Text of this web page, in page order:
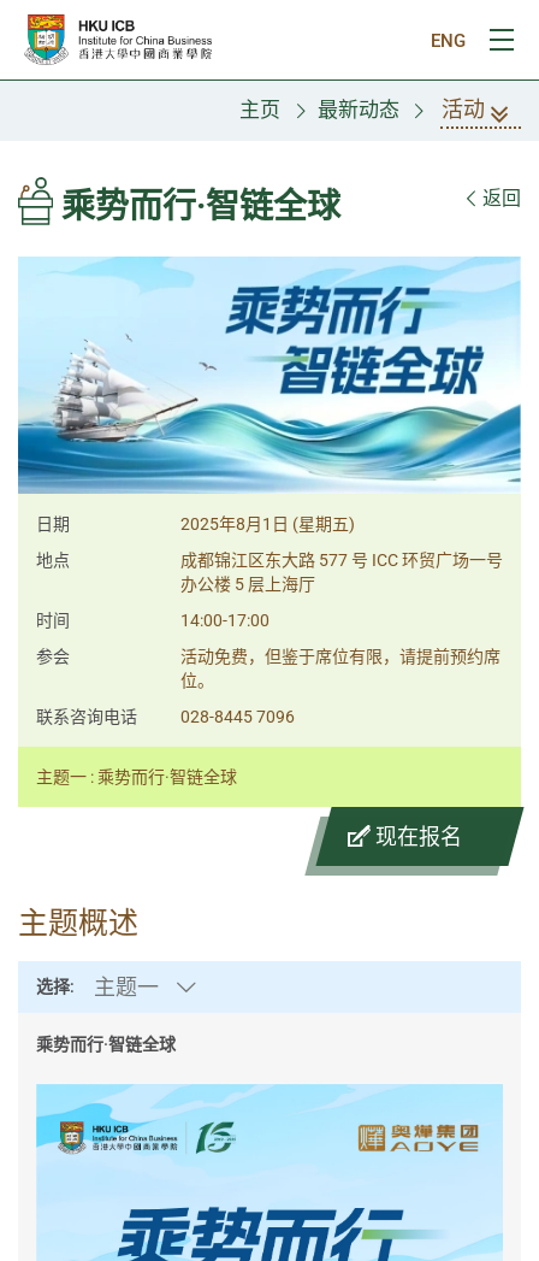
跳往主要内容
ENG
打
主页 最新动态 活动
乘势而行·智链全球 返回
日期
2025年8月1日 (星期五)
地点
成都锦江区东大路 577 号 ICC 环贸广场一号
办公楼 5 层上海厅
时间
14:00-17:00
参会
活动免费，但鉴于席位有限，请提前预约席
位。
联系咨询电话
028-8445 7096
主题一 : 乘势而行·智链全球
现在报名
主题概述
选择: 主题一
乘势而行·智链全球